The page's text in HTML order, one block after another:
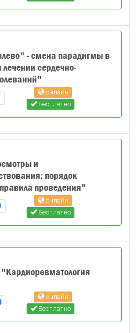
- смена парадигмы в
сердечно-
онлайн
Бесплатно
и
порядок
проведения"
онлайн
Бесплатно
онлайн
Бесплатно